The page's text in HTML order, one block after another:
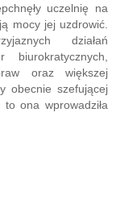
uczelnię na
mocy jej uzdrowić.
działań
biurokratycznych,
oraz większej
obecnie szefującej
ona wprowadziła